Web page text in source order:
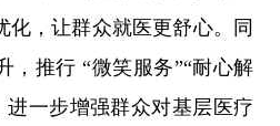
化，让群众就医更舒心。同
，推行 “微笑服务”“耐心解
进一步增强群众对基层医疗